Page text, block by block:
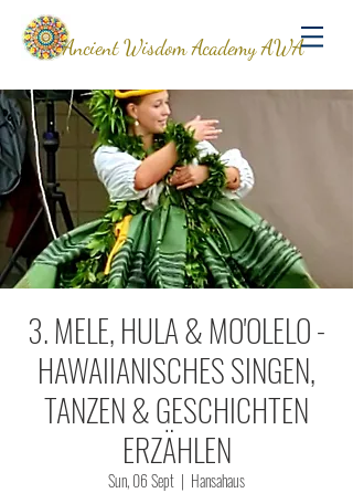
Ancient Wisdom Academy AWA
3. MELE, HULA & MO'OLELO -
HAWAIIANISCHES SINGEN,
TANZEN & GESCHICHTEN
ERZÄHLEN
Sun, 06 Sept
  |
Hansahaus